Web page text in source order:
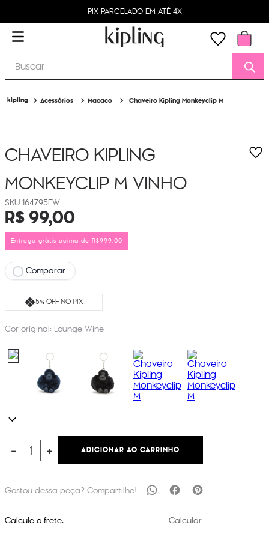
PIX PARCELADO EM ATÉ 4X
Buscar
Acessórios Macaco Chaveiro Kipling Monkeyclip M
CHAVEIRO KIPLING
MONKEYCLIP MVINHO
164795FW
R$99,00
Entrega grátis acima de R$999,00
Comparar
5% OFF NO PIX
Cor original: Lounge Wine
＋
－ ADICIONAR AO CARRINHO
Calcule o frete: Calcular